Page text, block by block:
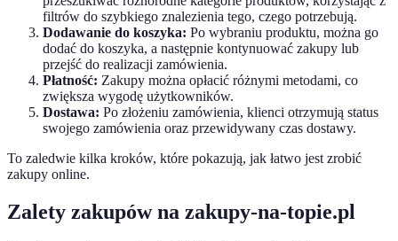
filtrów do szybkiego znalezienia tego, czego potrzebują.
Dodawanie do koszyka: Po wybraniu produktu, można go
dodać do koszyka, a następnie kontynuować zakupy lub
przejść do realizacji zamówienia.
Płatność: Zakupy można opłacić różnymi metodami, co
zwiększa wygodę użytkowników.
Dostawa: Po złożeniu zamówienia, klienci otrzymują status
swojego zamówienia oraz przewidywany czas dostawy.
To zaledwie kilka kroków, które pokazują, jak łatwo jest zrobić
zakupy online.
Zalety zakupów na zakupy-na-topie.pl